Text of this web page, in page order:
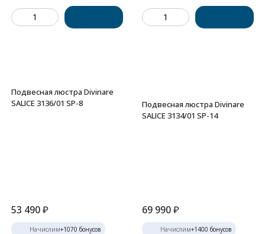
Подвесная люстра Divinare
SALICE 3136/01 SP-8
53 490₽
Начислим+1070 бонусов
Подвесная люстра Divinare
SALICE 3134/01 SP-14
69 990₽
Начислим+1400 бонусов